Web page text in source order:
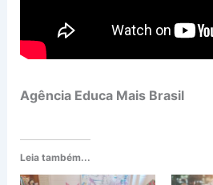
Agência Educa Mais Brasil
Leia também...